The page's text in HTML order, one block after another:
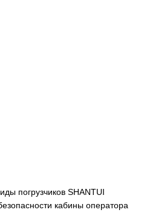
погрузчиков SHANTUI
кабины оператора